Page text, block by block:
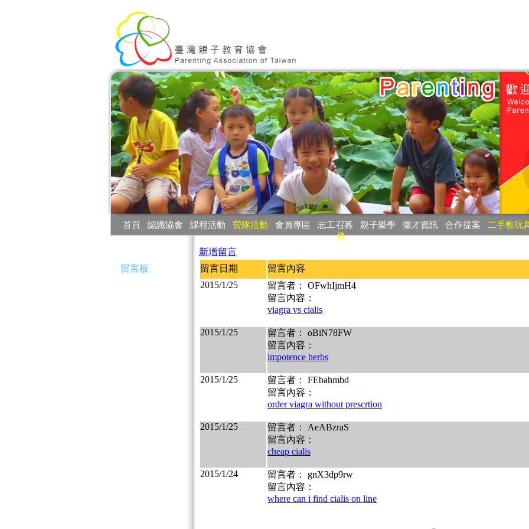
首頁 認識協會 課程活動 營隊活動 會員專區 志工召募 親子樂學 徵才資訊 合作提案
二手教玩
務
留言板
新增留言
留言日期
留言內容
2015/1/25
留言者： OFwhIjmH4
留言內容：
viagra vs cialis
2015/1/25
留言者： oBiN78FW
留言內容：
impotence herbs
2015/1/25
留言者： FEbahmbd
留言內容：
order viagra without prescrtion
2015/1/25
留言者： AeABzraS
留言內容：
cheap cialis
2015/1/24
留言者： gnX3dp9rw
留言內容：
where can i find cialis on line